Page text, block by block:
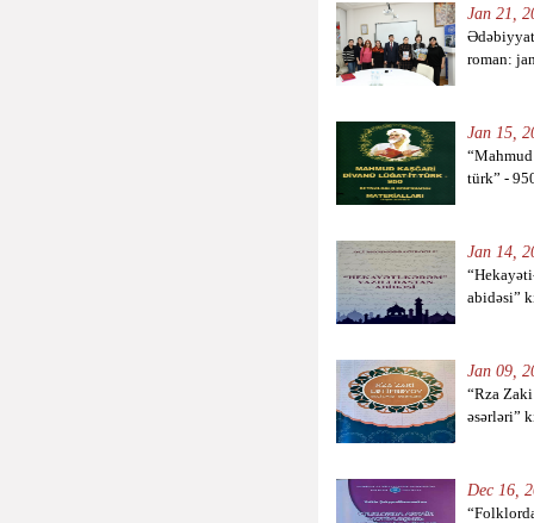
Jan 21,
roman:
Jan 15,
türk” -
Jan 14,
abidəsi”
Jan 09,
“Rza
əsərləri”
Dec 16,